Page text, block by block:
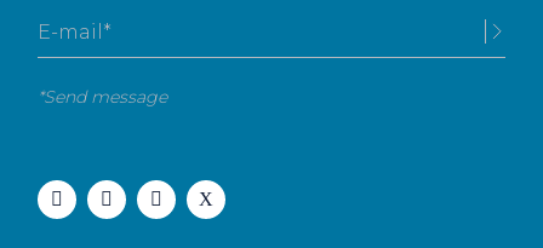
*Send message